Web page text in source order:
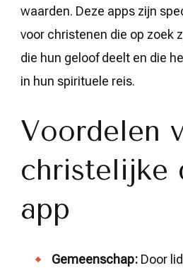
waarden. Deze apps zijn
voor christenen die op zoek
die hun geloof deelt en die
in hun spirituele reis.
Voordelen
christelijke
app
Gemeenschap: Door